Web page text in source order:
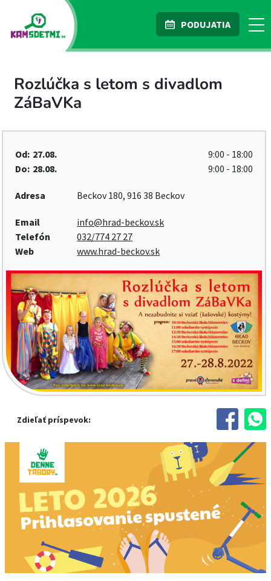
PODUJATIA
Rozlúčka s letom s divadlom
ZáBaVKa
Od: 27.08.
9:00 - 18:00
Do: 28.08. 9:00 - 18:00
Adresa Beckov 180, 916 38 Beckov
Email
info@hrad-beckov.sk
Telefón
032/774 27 27
Web
www.hrad-beckov.sk
Zdieľať príspevok: